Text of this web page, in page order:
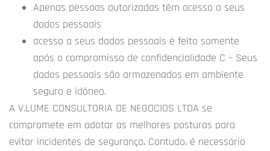
Apenas pessoas autorizadas têm acesso a seus
dados pessoais
acesso a seus dados pessoais é feito somente
após o compromisso de confidencialidade C – Seus
dados pessoais são armazenados em ambiente
seguro e idôneo.
A V.LUME CONSULTORIA DE NEGOCIOS LTDA se
compromete em adotar as melhores posturas para
evitar incidentes de segurança. Contudo, é necessário